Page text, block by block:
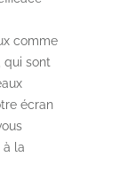
comme
qui sont
écran
à la